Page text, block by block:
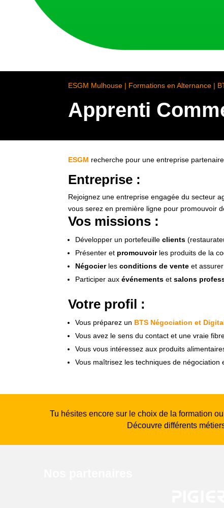
ESGM Mulhouse | Formations en Alternance |
Apprenti
ESGM recherche pour une entreprise
Entreprise :
Rejoignez une entreprise engagée du secteur
vous serez en première ligne pour promouvoir
Vos missions :
Développer un portefeuilleclients
Présenter et promouvoirles produits de la
Négocierlesconditions de vente et
Participer auxévénementsetsalons
Votre profil :
Vous préparez un BTS Négociation et
Vous avez le sens du contact et une vraie
Vous vous intéressez aux produits
Vous maîtrisez les techniques de négociation
Tu hésites encore sur le choix de la formation
Découvre différents